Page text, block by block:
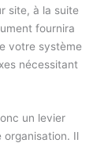
site, à la suite
fournira
votre système
nécessitant
un levier
organisation. Il